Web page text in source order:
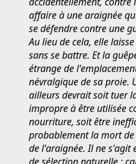
affaire à une araignée
se défendre contre une
Au lieu de cela, elle
sans se battre. Et la
étrange de
névralgique de sa proie.
ailleurs devrait soit tuer
impropre à être utilisée
nourriture, soit être
probablement la mort
de l'araignée. Il ne s'agit